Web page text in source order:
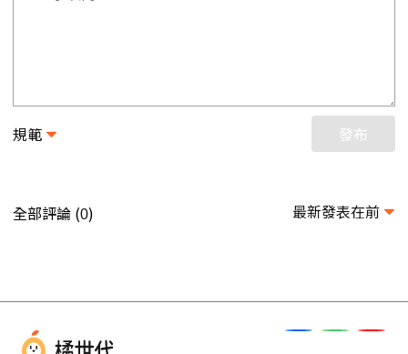
規範 發布
全部評論 (0) 最新發表在前